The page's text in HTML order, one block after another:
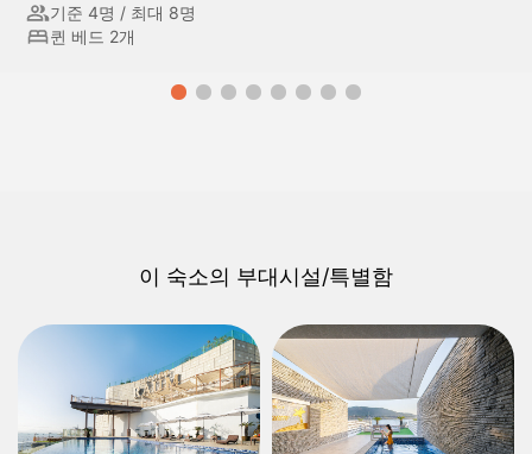
기준 4명 / 최대 8명
퀸 베드 2개
이 숙소의 부대시설/특별함